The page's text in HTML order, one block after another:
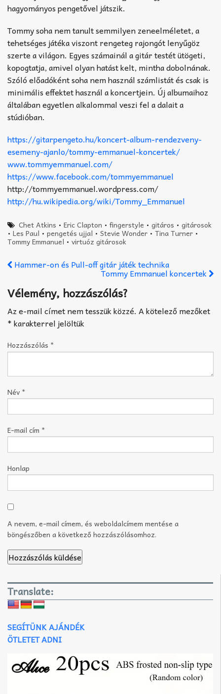
hagyományos pengetővel játszik.
Tommy soha nem tanult semmilyen zeneelméletet, a
tehetséges játéka viszont rengeteg rajongót lenyűgöz
szerte a világon. Egyes számainál a gitár testét ütögeti,
kopogtatja, amivel olyan hatást kelt, mintha dobolnának.
Szóló előadóként soha nem használ számlistát és csak is
minimális effektet használ a koncertjein. Új albumaihoz
általában egyetlen alkalommal veszi fel a dalait a
stúdióban.
https://gitarpengeto.hu/koncert-album-rendezveny-
esemeny-ajanlo/tommy-emmanuel-koncertek/
www.tommyemmanuel.com/
https://www.facebook.com/tommyemmanuel
http://tommyemmanuel.wordpress.com/
http://hu.wikipedia.org/wiki/Tommy_Emmanuel
Chet Atkins •Eric Clapton •fingerstyle •gitáros •gitárosok
• Les Paul • pengetés ujjal • Stevie Wonder • Tina Turner •
Tommy Emmanuel • virtuóz gitárosok
Hammer-on és Pull-off gitár játék technika
Tommy Emmanuel koncertek
Vélemény, hozzászólás?
Az e-mail címet nem tesszük közzé. A kötelező mezőket
*karakterrel jelöltük
Hozzászólás *
Név *
E-mail cím *
Honlap
A nevem, e-mail címem, és weboldalcímem mentése a
böngészőben a következő hozzászólásomhoz.
Translate:
SEGÍTÜNK AJÁNDÉK
ÖTLETET ADNI